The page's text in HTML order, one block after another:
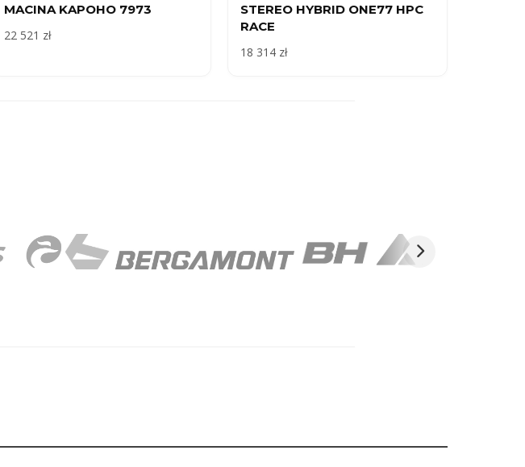
MACINA KAPOHO 7973
22 521 zł
STEREO HYBRID ONE77 HPC
RACE
18 314 zł